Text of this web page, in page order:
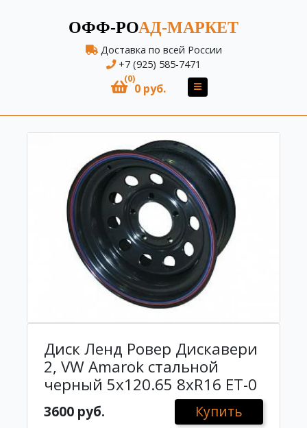
ОФФ-РОАД-МАРКЕТ
Доставка по всей России
+7 (925) 585-7471
(0)
0 руб.
Диск Ленд Ровер Дискавери
2, VW Amarok стальной
черный 5x120.65 8xR16 ET-0
3600 руб. Купить